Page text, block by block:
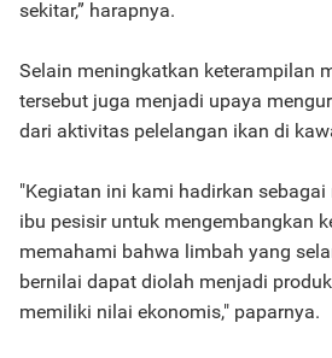
sekitar,” harapnya.
Selain meningkatkan keterampilan
tersebut juga menjadi upaya
dari aktivitas pelelangan ikan di
"Kegiatan ini kami hadirkan
ibu pesisir untuk mengembangkan
memahami bahwa limbah yang
bernilai dapat diolah menjadi
memiliki nilai ekonomis," paparnya.